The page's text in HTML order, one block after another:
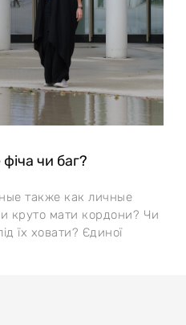
чи баг?
также как личные
круто мати кордони? Чи
їх ховати? Єдиної